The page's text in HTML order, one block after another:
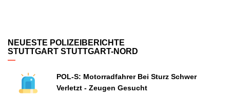
NEUESTE POLIZEIBERICHTE
STUTTGART STUTTGART-NORD
POL-S: Motorradfahrer Bei Sturz Schwer
Verletzt - Zeugen Gesucht